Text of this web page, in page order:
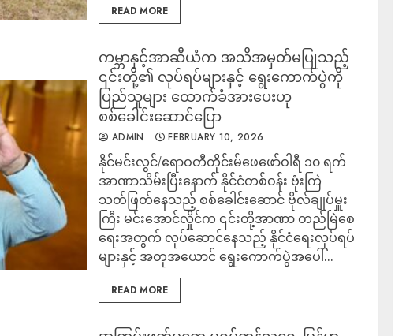
READ MORE
ကမ္ဘာနှင့်အာဆီယံက အသိအမှတ်မပြုသည့်
၎င်းတို့၏ လုပ်ရပ်များနှင့် ရွေးကောက်ပွဲကို
ပြည်သူများ ထောက်ခံအားပေးဟု
စစ်‌ခေါင်းဆောင်ပြော
ADMIN FEBRUARY 10, 2026
နိုင်မင်းလွင်/ဧရာဝတီတိုင်းမ်ဖေဖော်ဝါရီ ၁၀ ရက်
အာဏာသိမ်းပြီးနောက် နိုင်ငံတစ်ဝန်း ဗုံးကြဲ
သတ်ဖြတ်နေသည့် စစ်ခေါင်းဆောင် ဗိုလ်ချုပ်မှူး
ကြီး မင်းအောင်လှိုင်က ၎င်းတို့အာဏာ တည်မြဲစေ
ရေးအတွက် လုပ်ဆောင်နေသည့် နိုင်ငံရေးလုပ်ရပ်
များနှင့် အတုအယောင် ရွေးကောက်ပွဲအပေါ်...
READ MORE